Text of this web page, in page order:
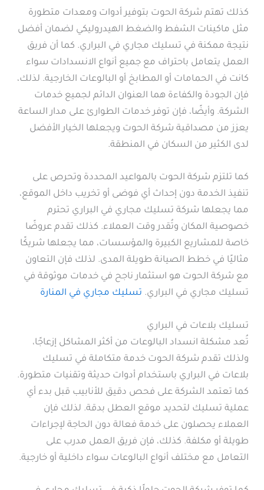
كذلك تهتم شركة الحوت بتوفير أدوات ومعدات متطورة
مثل ماكينات الشفط والضغط الهيدروليكي لضمان أفضل
نتيجة ممكنة في تسليك مجاري في البراري. كما أن فريق
العمل يتعامل باحتراف مع جميع أنواع الانسدادات سواء
كانت في الحمامات أو المطابخ أو البالوعات الخارجية. لذلك،
فإن الجودة والكفاءة هما العنوان الدائم لجميع خدمات
الشركة. وأيضًا، فإن توفر خدمات الطوارئ على مدار الساعة
يعزز من مصداقية شركة الحوت ويجعلها الخيار الأفضل
لدى الكثير من السكان في المنطقة.
كما تلتزم شركة الحوت بالمواعيد المحددة وتحرص على
تنفيذ الخدمة دون إحداث أي فوضى أو تخريب داخل الموقع،
مما يجعلها شركة تسليك مجاري في البراري تحترم
خصوصية المكان وتُقدر وقت العملاء. كذلك تقدم عروضًا
خاصة للمشاريع الكبيرة والمؤسسات، مما يجعلها شريكًا
مثاليًا في خطط الصيانة طويلة المدى. لذلك فإن التعاون
مع شركة الحوت هو استثمار ناجح في خدمات موثوقة في
تسليك مجاري في البراري. تسليك مجاري في المنارة
تسليك بلاعات في البراري
تُعد مشكلة انسداد البالوعات من أكثر المشاكل إزعاجًا،
ولذلك تقدم شركة الحوت خدمة متكاملة في تسليك
بلاعات في البراري باستخدام أدوات حديثة وتقنيات متطورة.
كما تعتمد الشركة على فحص دقيق للأنابيب قبل بدء أي
عملية تسليك لتحديد موقع العطل بدقة. لذلك فإن
العملاء يحصلون على خدمة فعالة دون الحاجة لإجراءات
طويلة أو مكلفة. كذلك، فإن فريق العمل مدرب على
التعامل مع مختلف أنواع البالوعات سواء داخلية أو خارجية.